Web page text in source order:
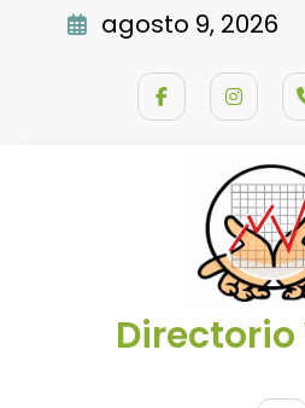
agosto 9, 2026
Directorio